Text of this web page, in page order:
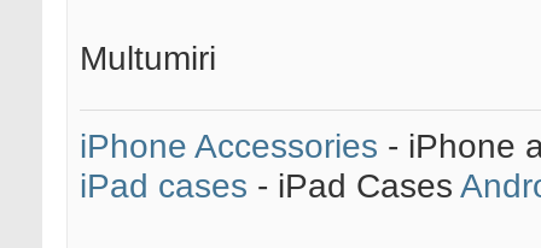
Multumiri
iPhone Accessories - iPhone
iPad cases - iPad Cases